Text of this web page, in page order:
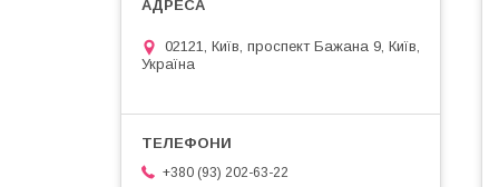
02121, Київ, проспект Бажана 9, Київ,
Україна
+380 (93) 202-63-22